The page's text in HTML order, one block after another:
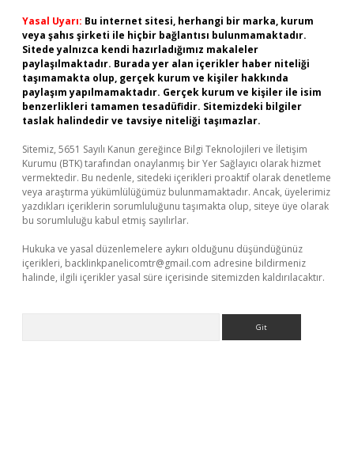
Yasal Uyarı: Bu internet sitesi, herhangi bir marka, kurum
veya şahıs şirketi ile hiçbir bağlantısı bulunmamaktadır.
Sitede yalnızca kendi hazırladığımız makaleler
paylaşılmaktadır. Burada yer alan içerikler haber niteliği
taşımamakta olup, gerçek kurum ve kişiler hakkında
paylaşım yapılmamaktadır. Gerçek kurum ve kişiler ile isim
benzerlikleri tamamen tesadüfidir. Sitemizdeki bilgiler
taslak halindedir ve tavsiye niteliği taşımazlar.
Sitemiz, 5651 Sayılı Kanun gereğince Bilgi Teknolojileri ve İletişim
Kurumu (BTK) tarafından onaylanmış bir Yer Sağlayıcı olarak hizmet
vermektedir. Bu nedenle, sitedeki içerikleri proaktif olarak denetleme
veya araştırma yükümlülüğümüz bulunmamaktadır. Ancak, üyelerimiz
yazdıkları içeriklerin sorumluluğunu taşımakta olup, siteye üye olarak
bu sorumluluğu kabul etmiş sayılırlar.
Hukuka ve yasal düzenlemelere aykırı olduğunu düşündüğünüz
içerikleri, backlinkpanelicomtr@gmail.com adresine bildirmeniz
halinde, ilgili içerikler yasal süre içerisinde sitemizden kaldırılacaktır.